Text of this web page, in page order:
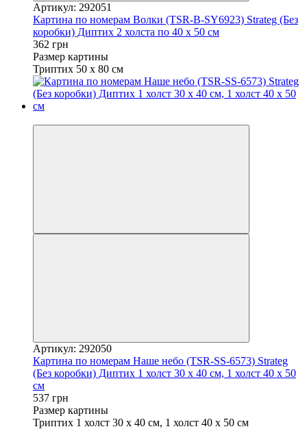
Артикул: 292051
Картина по номерам Волки (TSR-B-SY6923) Strateg (Без
коробки) Диптих 2 холста по 40 х 50 см
362 грн
Размер картины
Триптих 50 х 80 см
Артикул: 292050
Картина по номерам Наше небо (TSR-SS-6573) Strateg
(Без коробки) Диптих 1 холст 30 х 40 см, 1 холст 40 х 50
см
537 грн
Размер картины
Триптих 1 холст 30 х 40 см, 1 холст 40 х 50 см